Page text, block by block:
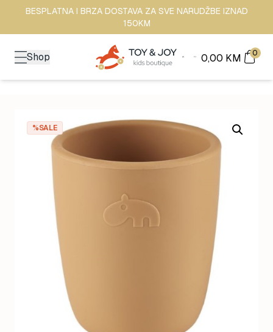
BESPLATNA I BRZA DOSTAVA ZA SVE NARUDŽBE IZNAD
150KM
Shop 0,00 KM 0
%SALE